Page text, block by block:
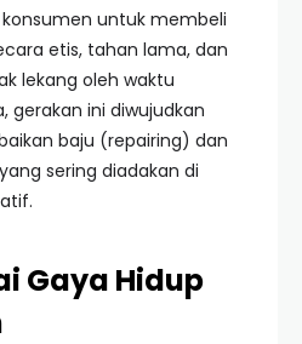
untuk membeli
etis, tahan lama, dan
lekang oleh waktu
gerakan ini diwujudkan
baju (repairing) dan
sering diadakan di
Gaya Hidup